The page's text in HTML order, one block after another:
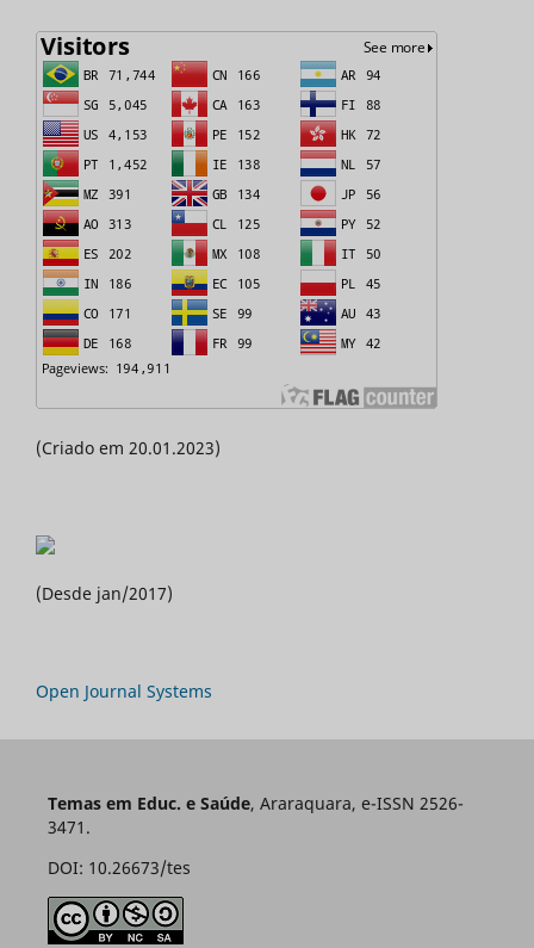
(Criado em 20.01.2023)
(Desde jan/2017)
Open Journal Systems
Temas em Educ. e Saúde, Araraquara, e-ISSN 2526-
3471.
DOI: 10.26673/tes